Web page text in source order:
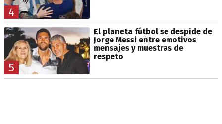
4
5
El planeta fútbol se despide de
Jorge Messi entre emotivos
mensajes y muestras de
respeto